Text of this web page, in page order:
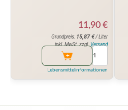
11,90 €
Grundpreis: 15,87€/ Liter
inkl. MwSt. zzgl. Versand
Lebensmittelinformationen